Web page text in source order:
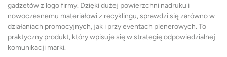
gadżetów z logo firmy. Dzięki dużej powierzchni nadruku i
nowoczesnemu materiałowi z recyklingu, sprawdzi się zarówno w
działaniach promocyjnych, jak i przy eventach plenerowych. To
praktyczny produkt, który wpisuje się w strategię odpowiedzialnej
komunikacji marki.